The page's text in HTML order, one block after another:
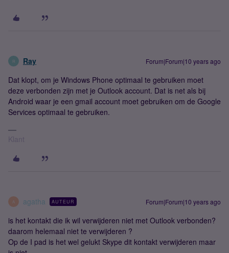
R Ray Forum|Forum|10 years ago
Dat klopt, om je Windows Phone optimaal te gebruiken moet
deze verbonden zijn met je Outlook account. Dat is net als bij
Android waar je een gmail account moet gebruiken om de Google
Services optimaal te gebruiken.
Klant
A agatha AUTEUR Forum|Forum|10 years ago
is het kontakt die ik wil verwijderen niet met Outlook verbonden?
daarom helemaal niet te verwijderen ?
Op de I pad is het wel gelukt Skype dit kontakt verwijderen maar